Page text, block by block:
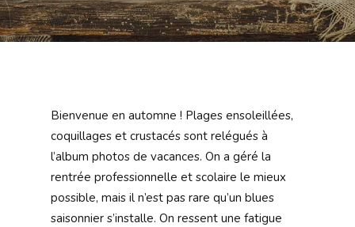
Bienvenue en automne ! Plages ensoleillées,
coquillages et crustacés sont relégués à
l’album photos de vacances. On a géré la
rentrée professionnelle et scolaire le mieux
possible, mais il n’est pas rare qu’un blues
saisonnier s’installe. On ressent une fatigue